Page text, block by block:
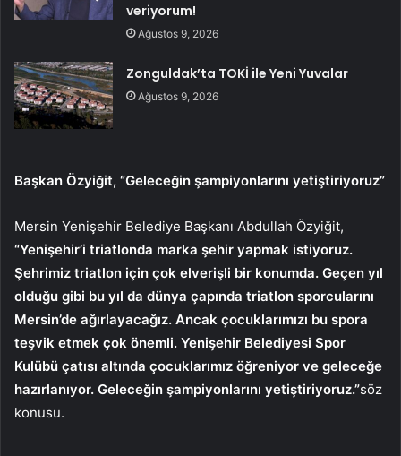
veriyorum!
Ağustos 9, 2026
Zonguldak’ta TOKİ ile Yeni Yuvalar
Ağustos 9, 2026
Başkan Özyiğit, “Geleceğin şampiyonlarını yetiştiriyoruz”
Mersin Yenişehir Belediye Başkanı Abdullah Özyiğit,
“Yenişehir’i triatlonda marka şehir yapmak istiyoruz.
Şehrimiz triatlon için çok elverişli bir konumda. Geçen yıl
olduğu gibi bu yıl da dünya çapında triatlon sporcularını
Mersin’de ağırlayacağız. Ancak çocuklarımızı bu spora
teşvik etmek çok önemli. Yenişehir Belediyesi Spor
Kulübü çatısı altında çocuklarımız öğreniyor ve geleceğe
hazırlanıyor. Geleceğin şampiyonlarını yetiştiriyoruz.”söz
konusu.